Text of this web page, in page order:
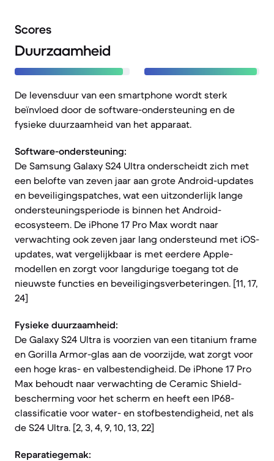
Scores
Duurzaamheid
De levensduur van een smartphone wordt sterk
beïnvloed door de software-ondersteuning en de
fysieke duurzaamheid van het apparaat.
Software-ondersteuning:
De Samsung Galaxy S24 Ultra onderscheidt zich met
een belofte van zeven jaar aan grote Android-updates
en beveiligingspatches, wat een uitzonderlijk lange
ondersteuningsperiode is binnen het Android-
ecosysteem. De iPhone 17 Pro Max wordt naar
verwachting ook zeven jaar lang ondersteund met iOS-
updates, wat vergelijkbaar is met eerdere Apple-
modellen en zorgt voor langdurige toegang tot de
nieuwste functies en beveiligingsverbeteringen. [11, 17,
24]
Fysieke duurzaamheid:
De Galaxy S24 Ultra is voorzien van een titanium frame
en Gorilla Armor-glas aan de voorzijde, wat zorgt voor
een hoge kras- en valbestendigheid. De iPhone 17 Pro
Max behoudt naar verwachting de Ceramic Shield-
bescherming voor het scherm en heeft een IP68-
classificatie voor water- en stofbestendigheid, net als
de S24 Ultra. [2, 3, 4, 9, 10, 13, 22]
Reparatiegemak: